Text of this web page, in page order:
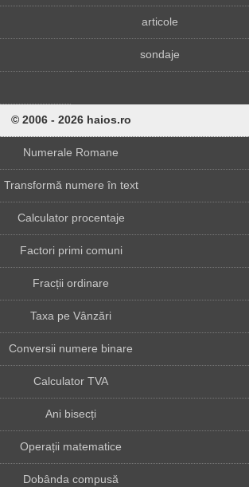
articole
sondaje
© 2006 - 2026 haios.ro
Numerale Romane
Transformă numere în text
Calculator procentaje
Factori primi comuni
Fracții ordinare
Taxa pe Vânzări
Conversii numere binare
Calculator TVA
Ani bisecți
Operații matematice
Dobânda compusă